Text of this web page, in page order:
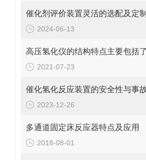
催化剂评价装置灵活的选配及定制
2024-06-13
2021-07-23
2023-12-26
多通道固定床反应器特点及应用
2018-08-01